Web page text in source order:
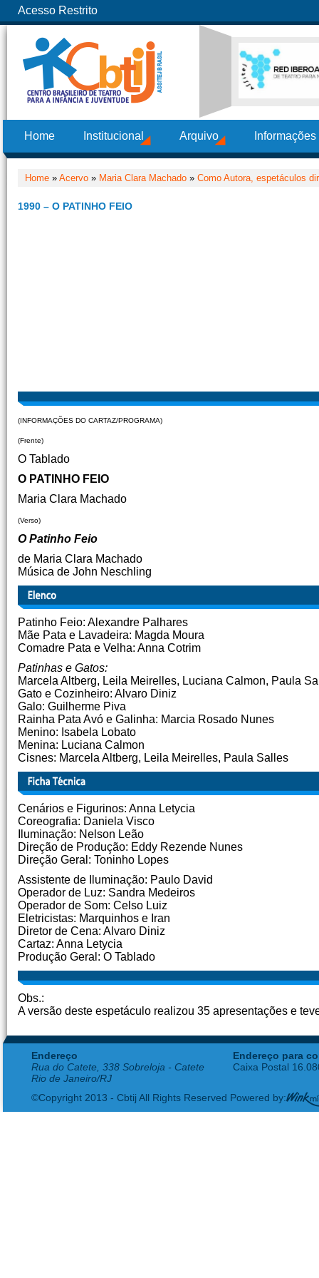
Acesso Restrito
Home Institucional Arquivo
Home » Acervo » Maria Clara Machado » Como Autora, espetáculos
1990 – O PATINHO FEIO
(INFORMAÇÕES DO CARTAZ/PROGRAMA)
(Frente)
O Tablado
O PATINHO FEIO
Maria Clara Machado
(Verso)
O Patinho Feio
de Maria Clara Machado
Música de John Neschling
Patinho Feio: Alexandre Palhares
Mãe Pata e Lavadeira: Magda Moura
Comadre Pata e Velha: Anna Cotrim
Patinhas e Gatos:
Marcela Altberg, Leila Meirelles, Luciana Calmon, Paula
Gato e Cozinheiro: Alvaro Diniz
Galo: Guilherme Piva
Rainha Pata Avó e Galinha: Marcia Rosado Nunes
Menino: Isabela Lobato
Menina: Luciana Calmon
Cisnes: Marcela Altberg, Leila Meirelles, Paula Salles
Cenários e Figurinos: Anna Letycia
Coreografia: Daniela Visco
Iluminação: Nelson Leão
Direção de Produção: Eddy Rezende Nunes
Direção Geral: Toninho Lopes
Assistente de Iluminação: Paulo David
Operador de Luz: Sandra Medeiros
Operador de Som: Celso Luiz
Eletricistas: Marquinhos e Iran
Diretor de Cena: Alvaro Diniz
Cartaz: Anna Letycia
Produção Geral: O Tablado
Obs.:
A versão deste espetáculo realizou 35 apresentações e
Endereço
Rua do Catete, 338 Sobreloja - Catete
Rio de Janeiro/RJ
Endereço para
Caixa Postal
©Copyright 2013 - Cbtij All Rights Reserved Powered by: